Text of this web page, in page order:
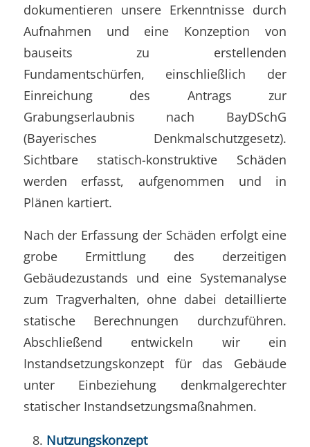
dokumentieren unsere Erkenntnisse durch
Aufnahmen und eine Konzeption von
bauseits zu erstellenden
Fundamentschürfen, einschließlich der
Einreichung des Antrags zur
Grabungserlaubnis nach BayDSchG
(Bayerisches Denkmalschutzgesetz).
Sichtbare statisch-konstruktive Schäden
werden erfasst, aufgenommen und in
Plänen kartiert.
Nach der Erfassung der Schäden erfolgt eine
grobe Ermittlung des derzeitigen
Gebäudezustands und eine Systemanalyse
zum Tragverhalten, ohne dabei detaillierte
statische Berechnungen durchzuführen.
Abschließend entwickeln wir ein
Instandsetzungskonzept für das Gebäude
unter Einbeziehung denkmalgerechter
statischer Instandsetzungsmaßnahmen.
Nutzungskonzept